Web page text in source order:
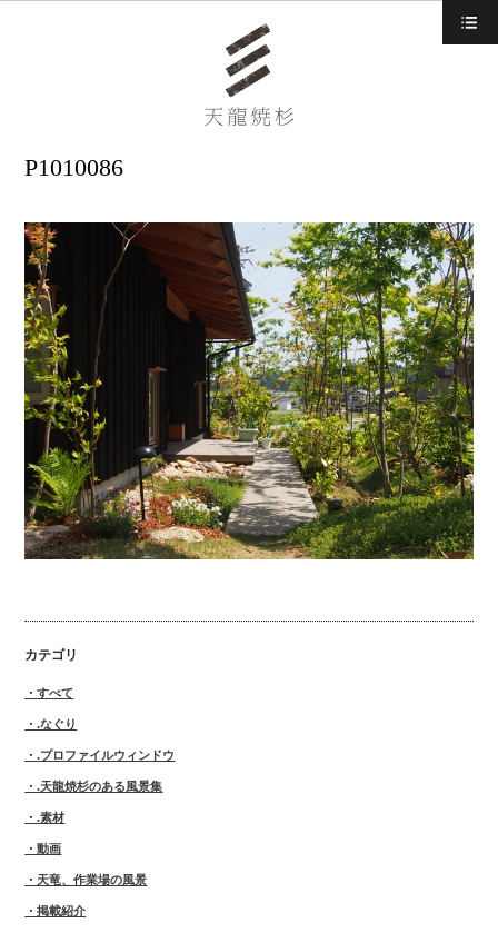
d
P1010086
カテゴリ
すべて
.なぐり
.プロファイルウィンドウ
.天龍焼杉のある風景集
.素材
動画
天竜、作業場の風景
掲載紹介